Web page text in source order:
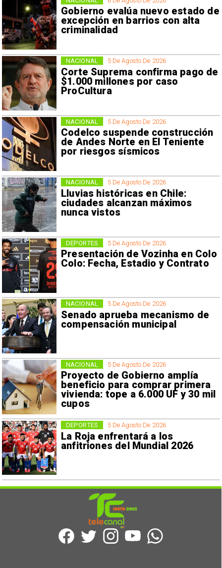
Gobierno evalúa nuevo estado de
excepción en barrios con alta
criminalidad
5 De Agosto De 2026
Corte Suprema confirma pago de
$1.000 millones por caso
ProCultura
NACIONAL
5 De Agosto De 2026
Codelco suspende construcción
de Andes Norte en El Teniente
por riesgos sísmicos
NACIONAL
5 De Agosto De 2026
Lluvias históricas en Chile:
ciudades alcanzan máximos
nunca vistos
NACIONAL
5 De Agosto De 2026
Presentación de Vozinha en Colo
Colo: Fecha, Estadio y Contrato
DEPORTES
5 De Agosto De 2026
Senado aprueba mecanismo de
compensación municipal
NACIONAL
5 De Agosto De 2026
Proyecto de Gobierno amplía
beneficio para comprar primera
vivienda: tope a 6.000 UF y 30 mil
cupos
NACIONAL
5 De Agosto De 2026
La Roja enfrentará a los
anfitriones del Mundial 2026
DEPORTES